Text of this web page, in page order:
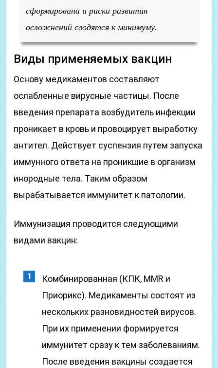
сформирована и риски развития
осложнений сводятся к минимуму.
Виды применяемых вакцин
Основу медикаментов составляют
ослабленные вирусные частицы. После
введения препарата возбудитель инфекции
проникает в кровь и провоцирует выработку
антител. Действует суспензия путем запуска
иммунного ответа на проникшие в организм
инородные тела. Таким образом
вырабатывается иммунитет к патологии.
Иммунизация проводится следующими
видами вакцин:
Комбинированная (КПК, MMR и
Приорикс). Медикаменты состоят из
нескольких разновидностей вирусов.
При их применении формируется
иммунитет сразу к тем заболеваниям.
После введения вакцины создается